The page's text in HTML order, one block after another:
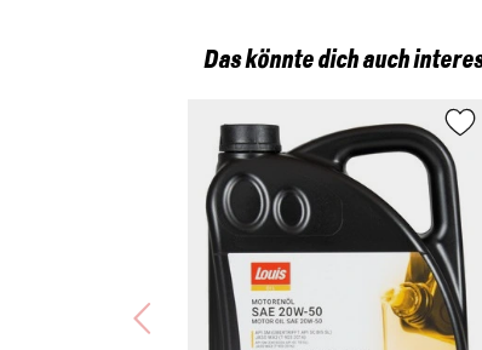
Das könnte dich auch